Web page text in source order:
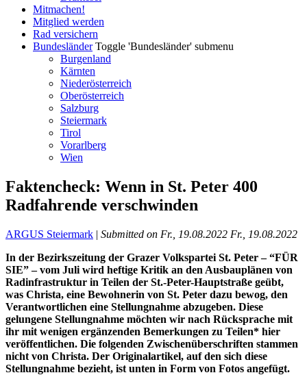
Mitmachen!
Mitglied werden
Rad versichern
Bundesländer Toggle 'Bundesländer' submenu
Burgenland
Kärnten
Niederösterreich
Oberösterreich
Salzburg
Steiermark
Tirol
Vorarlberg
Wien
Faktencheck: Wenn in St. Peter 400
Radfahrende verschwinden
ARGUS Steiermark | Submitted on Fr., 19.08.2022 Fr., 19.08.2022
In der Bezirkszeitung der Grazer Volkspartei St. Peter – “FÜR
SIE” – vom Juli wird heftige Kritik an den Ausbauplänen von
Radinfrastruktur in Teilen der St.-Peter-Hauptstraße geübt,
was Christa, eine Bewohnerin von St. Peter dazu bewog, den
Verantwortlichen eine Stellungnahme abzugeben. Diese
gelungene Stellungnahme möchten wir nach Rücksprache mit
ihr mit wenigen ergänzenden Bemerkungen zu Teilen* hier
veröffentlichen. Die folgenden Zwischenüberschriften stammen
nicht von Christa. Der Originalartikel, auf den sich diese
Stellungnahme bezieht, ist unten in Form von Fotos angefügt.